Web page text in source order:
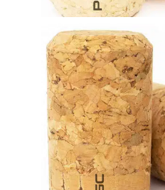
Tapones de
Capable of managing the
assuring that champagne,
will keep its bubbly